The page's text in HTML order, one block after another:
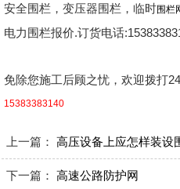
安全围栏，变压器围栏，临时围栏
电力围栏报价.订货电话
免除您施工后顾之忧，欢迎拨打
15383383140
上一篇：高压设备上应怎样装设
下一篇：高速公路防护网